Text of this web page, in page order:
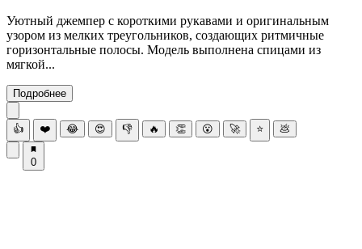
Уютный джемпер с короткими рукавами и оригинальным
узором из мелких треугольников, создающих ритмичные
горизонтальные полосы. Модель выполнена спицами из
мягкой...
Подробнее
👍 ❤️ 😂 😍 👎 🔥 👏 😮 🚀 ⭐ 💩
0